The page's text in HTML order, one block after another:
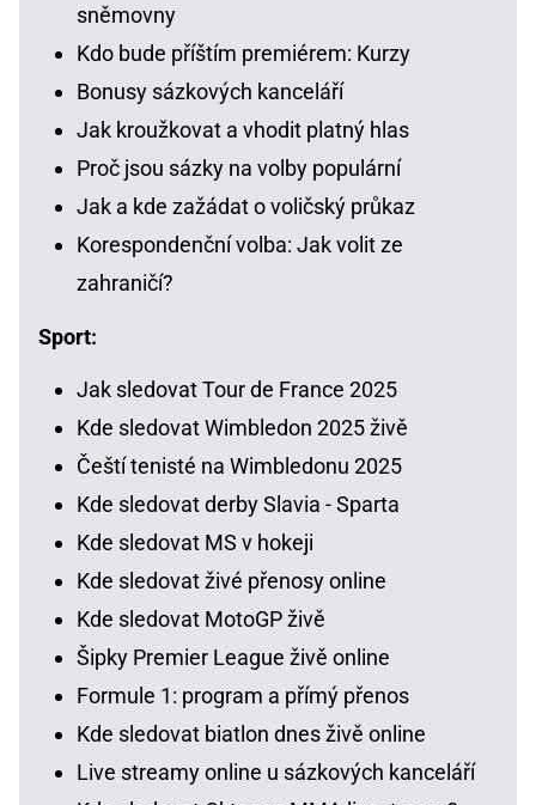
sněmovny
Kdo bude příštím premiérem: Kurzy
Bonusy sázkových kanceláří
Jak kroužkovat a vhodit platný hlas
Proč jsou sázky na volby populární
Jak a kde zažádat o voličský průkaz
Korespondenční volba: Jak volit ze
zahraničí?
Sport:
Jak sledovat Tour de France 2025
Kde sledovat Wimbledon 2025 živě
Čeští tenisté na Wimbledonu 2025
Kde sledovat derby Slavia - Sparta
Kde sledovat MS v hokeji
Kde sledovat živé přenosy online
Kde sledovat MotoGP živě
Šipky Premier League živě online
Formule 1: program a přímý přenos
Kde sledovat biatlon dnes živě online
Live streamy online u sázkových kanceláří